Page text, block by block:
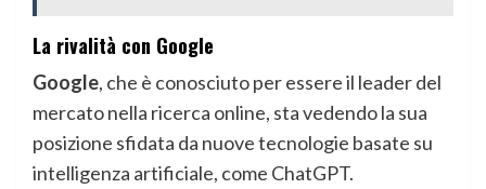
La rivalità con Google
Google, che è conosciuto per essere il leader del
mercato nella ricerca online, sta vedendo la sua
posizione sfidata da nuove tecnologie basate su
intelligenza artificiale, come ChatGPT.